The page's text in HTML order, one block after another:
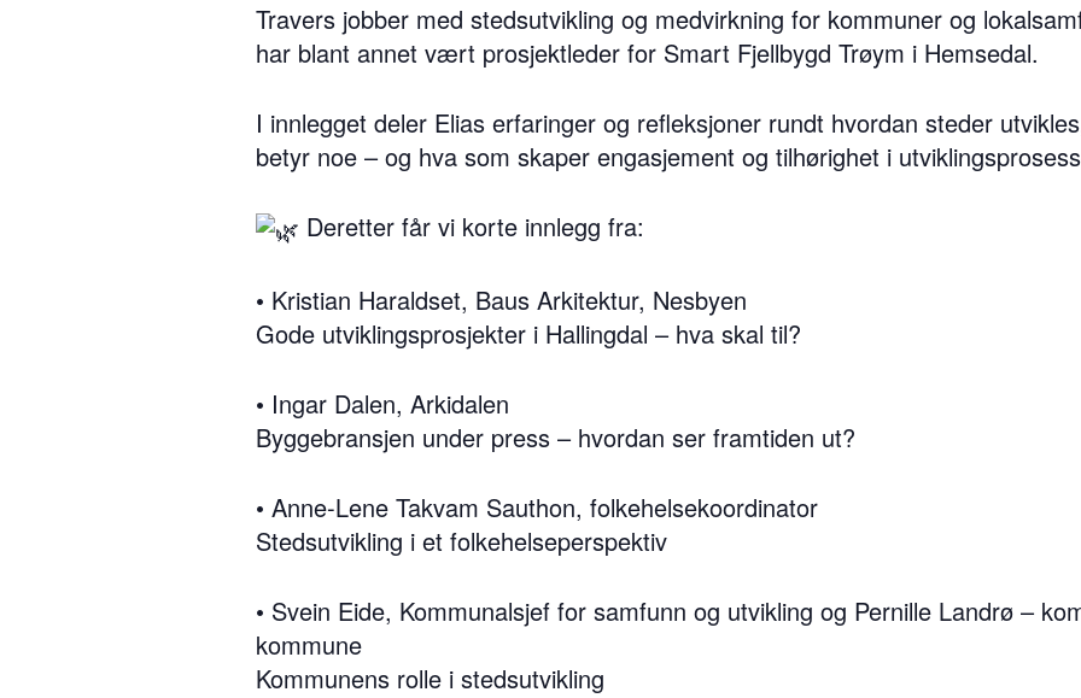
Travers jobber med stedsutvikling og medvirkning for kommuner og
har blant annet vært prosjektleder for Smart Fjellbygd Trøym i Hemsedal.
I innlegget deler Elias erfaringer og refleksjoner rundt hvordan steder
betyr noe – og hva som skaper engasjement og tilhørighet i
Deretter får vi korte innlegg fra:
• Kristian Haraldset, Baus Arkitektur, Nesbyen
Gode utviklingsprosjekter i Hallingdal – hva skal til?
• Ingar Dalen, Arkidalen
Byggebransjen under press – hvordan ser framtiden ut?
• Anne-Lene Takvam Sauthon, folkehelsekoordinator
Stedsutvikling i et folkehelseperspektiv
• Svein Eide, Kommunalsjef for samfunn og utvikling og Pernille Landrø –
kommune
Kommunens rolle i stedsutvikling